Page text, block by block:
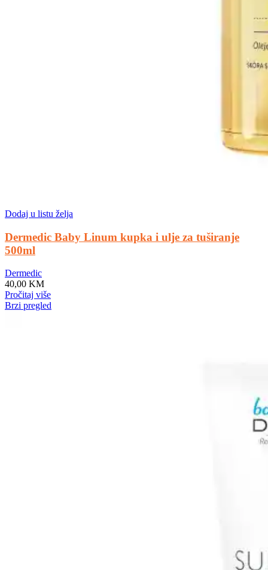
Dodaj u listu želja
Dermedic Baby Linum kupka i ulje za tuširanje
500ml
Dermedic
40,00 KM
Pročitaj više
Brzi pregled